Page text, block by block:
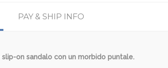
PAY & SHIP INFO
on sandalo con un morbido puntale.